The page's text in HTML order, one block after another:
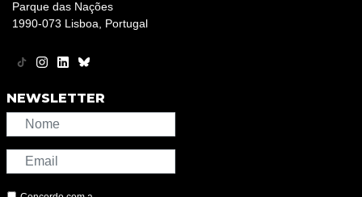
Parque das Nações
1990-073 Lisboa, Portugal
NEWSLETTER